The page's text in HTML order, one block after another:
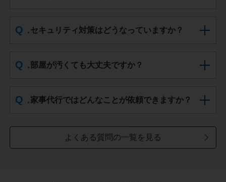
セキュリティ対策はどうなっていますか？
部屋が汚くても大丈夫ですか？
家事代行ではどんなことが依頼できますか？
よくある質問の一覧を見る